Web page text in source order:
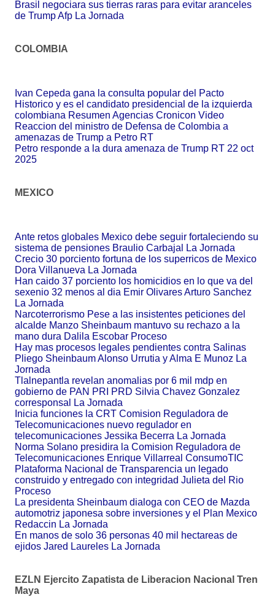
Brasil negociara sus tierras raras para evitar aranceles
de Trump Afp La Jornada
COLOMBIA
Ivan Cepeda gana la consulta popular del Pacto
Historico y es el candidato presidencial de la izquierda
colombiana Resumen Agencias Cronicon Video
Reaccion del ministro de Defensa de Colombia a
amenazas de Trump a Petro RT
Petro responde a la dura amenaza de Trump RT 22 oct
2025
MEXICO
Ante retos globales Mexico debe seguir fortaleciendo su
sistema de pensiones Braulio Carbajal La Jornada
Crecio 30 porciento fortuna de los superricos de Mexico
Dora Villanueva La Jornada
Han caido 37 porciento los homicidios en lo que va del
sexenio 32 menos al dia Emir Olivares Arturo Sanchez
La Jornada
Narcoterrorismo Pese a las insistentes peticiones del
alcalde Manzo Sheinbaum mantuvo su rechazo a la
mano dura Dalila Escobar Proceso
Hay mas procesos legales pendientes contra Salinas
Pliego Sheinbaum Alonso Urrutia y Alma E Munoz La
Jornada
Tlalnepantla revelan anomalias por 6 mil mdp en
gobierno de PAN PRI PRD Silvia Chavez Gonzalez
corresponsal La Jornada
Inicia funciones la CRT Comision Reguladora de
Telecomunicaciones nuevo regulador en
telecomunicaciones Jessika Becerra La Jornada
Norma Solano presidira la Comision Reguladora de
Telecomunicaciones Enrique Villarreal ConsumoTIC
Plataforma Nacional de Transparencia un legado
construido y entregado con integridad Julieta del Rio
Proceso
La presidenta Sheinbaum dialoga con CEO de Mazda
automotriz japonesa sobre inversiones y el Plan Mexico
Redaccin La Jornada
En manos de solo 36 personas 40 mil hectareas de
ejidos Jared Laureles La Jornada
EZLN Ejercito Zapatista de Liberacion Nacional Tren
Maya